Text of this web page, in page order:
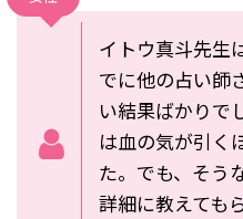
イトウ真斗先生
でに他の占い師
い結果ばかりで
は血の気が引く
た。でも、そう
詳細に教えても